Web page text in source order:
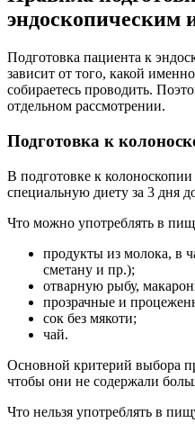
эндоскопическим
Подготовка пациента к
зависит от того, какой
собираетесь проводить.
отдельном рассмотрении.
Подготовка к
В подготовке к
специальную диету за 3 дня
Что можно употреблять в
продукты из молока, в
сметану и пр.);
отварную рыбу,
прозрачные и
сок без мякоти;
чай.
Основной критерий выбора
чтобы они не содержали
Что нельзя употреблять в